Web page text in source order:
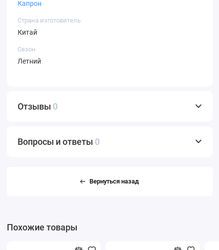
Капрон
Страна изготовитель
Китай
Сезон
Летний
Отзывы 0
Вопросы и ответы 0
Вернуться назад
Похожие товары